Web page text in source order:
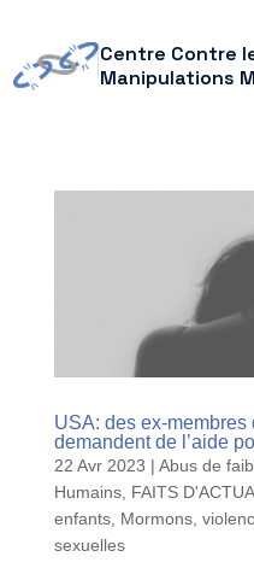
Centre Contre
Manipulations
USA: des ex-membres
demandent de l’aide
22 Avr 2023 | Abus de
Humains, FAITS
enfants, Mormons,
sexuelles